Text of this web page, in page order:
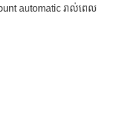
automatic រាល់ពេល